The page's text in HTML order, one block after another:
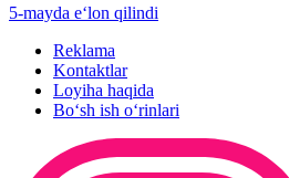
5-mayda e‘lon qilindi
Reklama
Kontaktlar
Loyiha haqida
Bo‘sh ish o‘rinlari